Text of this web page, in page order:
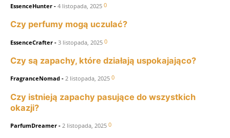
EssenceHunter - 4 listopada, 2025 0
Czy perfumy mogą uczulać?
EssenceCrafter - 3 listopada, 2025 0
Czy są zapachy, które działają uspokajająco?
FragranceNomad - 2 listopada, 2025 0
Czy istnieją zapachy pasujące do wszystkich
okazji?
ParfumDreamer - 2 listopada, 2025 0